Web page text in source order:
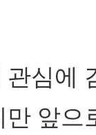
심에
앞